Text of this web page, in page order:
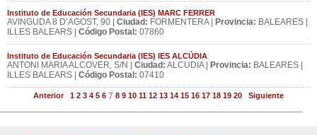
Instituto de Educación Secundaria (IES) MARC FERRER
AVINGUDA 8 D’AGOST, 90 | Ciudad: FORMENTERA | Provincia: BALEARES |
ILLES BALEARS | Código Postal: 07860
Instituto de Educación Secundaria (IES) IES ALCÚDIA
ANTONI MARIA ALCOVER, S/N | Ciudad: ALCUDIA | Provincia: BALEARES |
ILLES BALEARS | Código Postal: 07410
Anterior 1 2 3 4 5 6 7 8 9 10 11 12 13 14 15 16 17 18 19 20 Siguiente